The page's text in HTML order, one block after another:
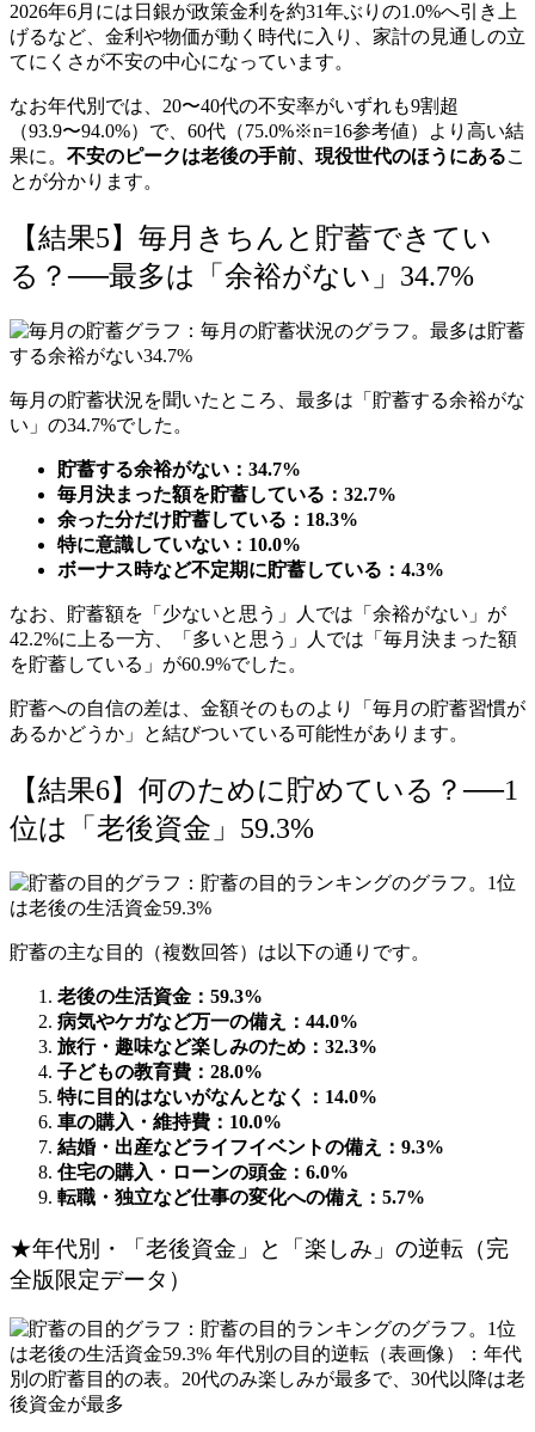
2026年6月には日銀が政策金利を約31年ぶりの1.0%へ引き上
げるなど、金利や物価が動く時代に入り、家計の見通しの立
てにくさが不安の中心になっています。
なお年代別では、20〜40代の不安率がいずれも9割超
（93.9〜94.0%）で、60代（75.0%※n=16参考値）より高い結
果に。 不安のピークは老後の手前、現役世代のほうにあるこ
とが分かります。
【結果5】毎月きちんと貯蓄できてい
る？──最多は「余裕がない」34.7%
毎月の貯蓄状況を聞いたところ、最多は「貯蓄する余裕がな
い」の34.7%でした。
貯蓄する余裕がない：34.7%
毎月決まった額を貯蓄している：32.7%
余った分だけ貯蓄している：18.3%
特に意識していない：10.0%
ボーナス時など不定期に貯蓄している：4.3%
なお、貯蓄額を「少ないと思う」人では「余裕がない」が
42.2%に上る一方、「多いと思う」人では「毎月決まった額
を貯蓄している」が60.9%でした。
貯蓄への自信の差は、金額そのものより「毎月の貯蓄習慣が
あるかどうか」と結びついている可能性があります。
【結果6】何のために貯めている？──1
位は「老後資金」59.3%
貯蓄の主な目的（複数回答）は以下の通りです。
老後の生活資金：59.3%
病気やケガなど万一の備え：44.0%
旅行・趣味など楽しみのため：32.3%
子どもの教育費：28.0%
特に目的はないがなんとなく：14.0%
車の購入・維持費：10.0%
結婚・出産などライフイベントの備え：9.3%
住宅の購入・ローンの頭金：6.0%
転職・独立など仕事の変化への備え：5.7%
★年代別・「老後資金」と「楽しみ」の逆転（完
全版限定データ）